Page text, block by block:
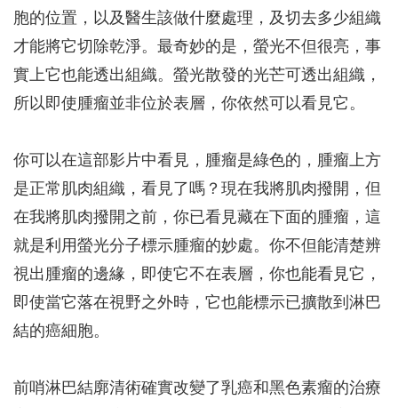
胞的位置，以及醫生該做什麼處理，及切去多少組織
才能將它切除乾淨。最奇妙的是，螢光不但很亮，事
實上它也能透出組織。螢光散發的光芒可透出組織，
所以即使腫瘤並非位於表層，你依然可以看見它。
你可以在這部影片中看見，腫瘤是綠色的，腫瘤上方
是正常肌肉組織，看見了嗎？現在我將肌肉撥開，但
在我將肌肉撥開之前，你已看見藏在下面的腫瘤，這
就是利用螢光分子標示腫瘤的妙處。你不但能清楚辨
視出腫瘤的邊緣，即使它不在表層，你也能看見它，
即使當它落在視野之外時，它也能標示已擴散到淋巴
結的癌細胞。
前哨淋巴結廓清術確實改變了乳癌和黑色素瘤的治療